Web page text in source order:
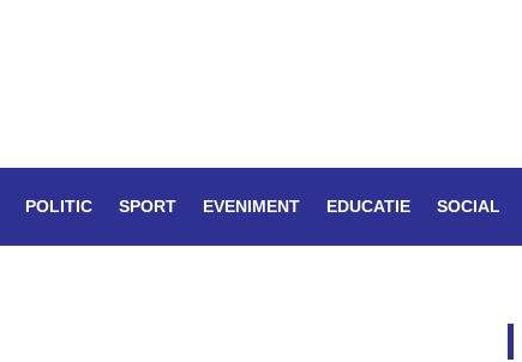
POLITIC SPORT EVENIMENT EDUCATIE SOCIAL